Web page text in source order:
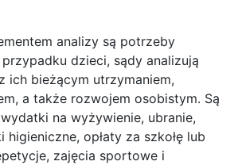
analizy są potrzeby
dzieci, sądy analizują
ich bieżącym utrzymaniem,
a także rozwojem osobistym. Są
na wyżywienie, ubranie,
higieniczne, opłaty za szkołę lub
zajęcia sportowe i